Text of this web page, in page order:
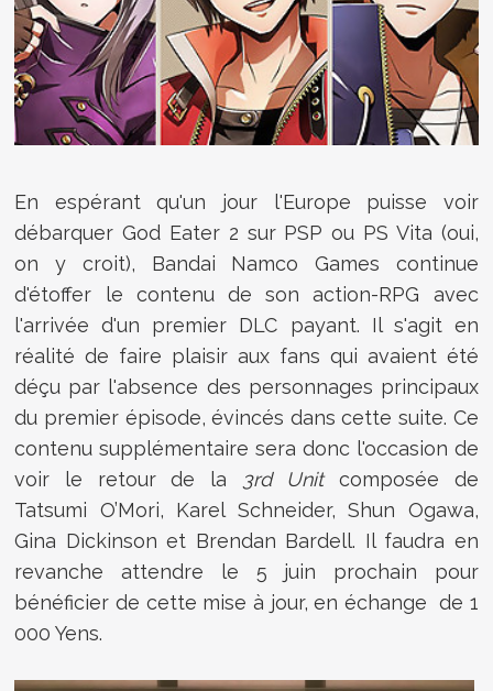
En espérant qu'un jour l'Europe puisse voir
débarquer God Eater 2 sur PSP ou PS Vita (oui,
on y croit), Bandai Namco Games continue
d'étoffer le contenu de son action-RPG avec
l'arrivée d'un premier DLC payant. Il s'agit en
réalité de faire plaisir aux fans qui avaient été
déçu par l'absence des personnages principaux
du premier épisode, évincés dans cette suite. Ce
contenu supplémentaire sera donc l'occasion de
voir le retour de la
3rd Unitcomposée de
Tatsumi O’Mori, Karel Schneider, Shun Ogawa,
Gina Dickinson et Brendan Bardell. Il faudra en
revanche attendre le 5 juin prochain pour
bénéficier de cette mise à jour, en échange de 1
000 Yens.